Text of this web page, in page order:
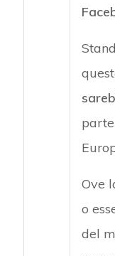
Ove
o
del